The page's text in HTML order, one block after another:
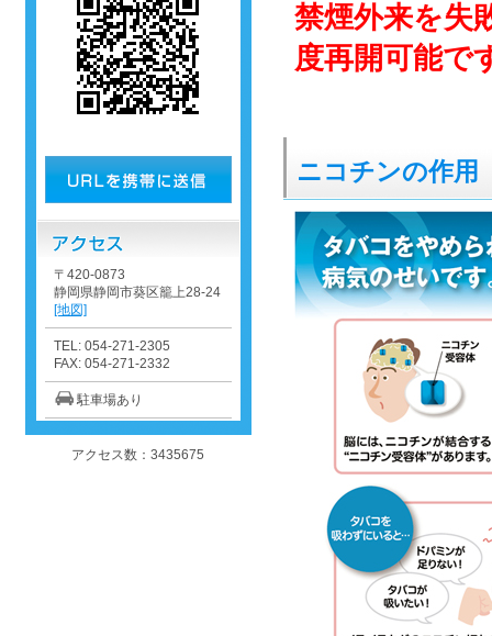
禁煙外来を失
度再開可能で
ニコチンの作用
〒420-0873
静岡県静岡市葵区籠上28-24
[地図]
TEL: 054-271-2305
FAX: 054-271-2332
駐車場あり
アクセス数：3435675